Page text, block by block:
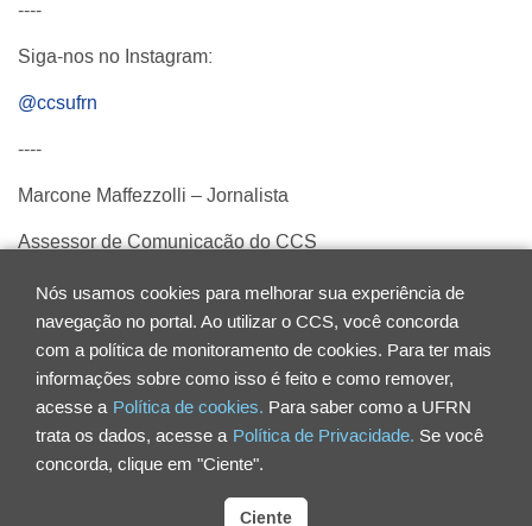
Nós usamos cookies para melhorar sua experiência de
navegação no portal. Ao utilizar o CCS, você concorda
com a política de monitoramento de cookies. Para ter mais
informações sobre como isso é feito e como remover,
acesse a Política de cookies. Para saber como a UFRN
trata os dados, acesse a Política de Privacidade. Se você
concorda, clique em "Ciente".
Ciente
----
Siga-nos no Instagram:
@ccsufrn
----
Marcone Maffezzolli – Jornalista
Assessor de Comunicação do CCS
(maffezzolli.ufrn@gmail.com)
Voltar para Notícias Compartilhar
Centro de Ciências da Saúde - CCS
Universidade Federal do Rio Grande do Norte
Rua General Cordeiro de Faria, S/N
Petrópolis | CEP 59012-570